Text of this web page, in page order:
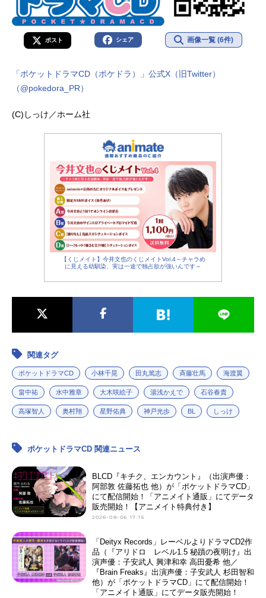
ポスト シェア 画像一覧 (6件)
「ポケットドラマCD（ポケドラ）」公式X（旧Twitter）
（@pokedora_PR）
(C)しっけ／ホーム社
【くじメイト】今井文也のくじメイトVol.4～チャラめ
に見える幼馴染、実は一途で独占欲が強いんです～
関連タグ
ポケットドラマCD 小林千晃 田丸篤志 斉藤壮馬 海渡翼
畠中祐 水中雅章 大木咲絵子 湯浅かえで 石谷春貴
高塚智人 奥村翔 星野佑典 神戸光歩 BL しっけ
ポケットドラマCD 関連ニュース
BLCD『キチク、エンカウント』（出演声優：
阿部敦 佐藤拓也 他）が「ポケットドラマCD」
にて配信開始！「アニメイト通販」にてデータ
販売開始！【アニメイト特典付き】
2026-08-06 17:15
「Deityx Records」レーベルよりドラマCD2作
品（『アリドロ レベル1.5 秘蹟の夜明け』出
演声優：子安武人 興津和幸 高田憂希 他／
『Brain Freaks』出演声優：子安武人 杉田智和
他）が「ポケットドラマCD」にて配信開始！
「アニメイト通販」にてデータ販売開始！